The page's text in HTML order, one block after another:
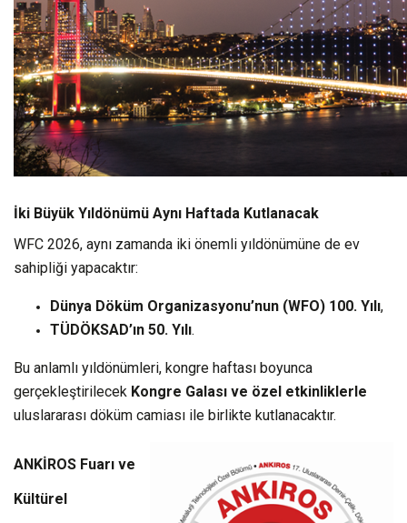
İki Büyük Yıldönümü Aynı Haftada Kutlanacak
WFC 2026, aynı zamanda iki önemli yıldönümüne de ev
sahipliği yapacaktır:
Dünya Döküm Organizasyonu’nun (WFO) 100. Yılı,
TÜDÖKSAD’ın 50. Yılı.
Bu anlamlı yıldönümleri, kongre haftası boyunca
gerçekleştirilecek Kongre Galası ve özel etkinliklerle
uluslararası döküm camiası ile birlikte kutlanacaktır.
ANKİROS Fuarı ve
Kültürel